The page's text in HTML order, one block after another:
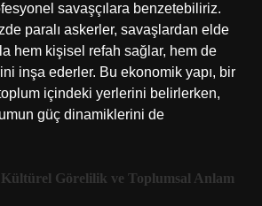
savaşçılara benzetebiliriz.
paralı askerler, savaşlardan elde
hem kişisel refah sağlar, hem de
inşa ederler. Bu ekonomik yapı, bir
içindeki yerlerini belirlerken,
güç dinamiklerini de
Görelilik ve Toplumsal Anlam